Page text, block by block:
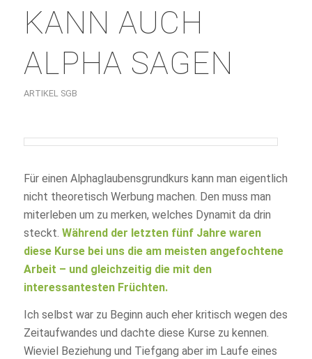
KANN AUCH
ALPHA SAGEN
ARTIKEL SGB
Für einen Alphaglaubensgrundkurs kann man eigentlich
nicht theoretisch Werbung machen. Den muss man
miterleben um zu merken, welches Dynamit da drin
steckt. Während der letzten fünf Jahre waren
diese Kurse bei uns die am meisten angefochtene
Arbeit – und gleichzeitig die mit den
interessantesten Früchten.
Ich selbst war zu Beginn auch eher kritisch wegen des
Zeitaufwandes und dachte diese Kurse zu kennen.
Wieviel Beziehung und Tiefgang aber im Laufe eines